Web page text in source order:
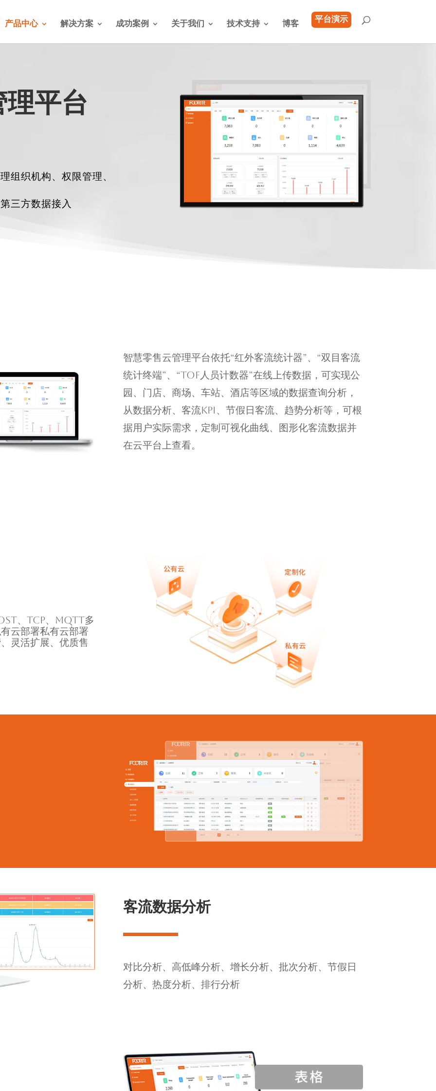
产品中心 解决方案 成功案例 关于我们 技术支持 博客 平台演示
理平台
组织机构、权限管理、
三方数据接入
智慧零售云管理平台依托“红外客流统计器”、“双目客流
统计终端”、“TOF人员计数器”在线上传数据，可实现公
园、门店、商场、车站、酒店等区域的数据查询分析，
从数据分析、客流KPI、节假日客流、趋势分析等，可根
据用户实际需求，定制可视化曲线、图形化客流数据并
在云平台上查看。
、TCP、MQTT多
云部署私有云部署
灵活扩展、优质售
客流数据分析
对比分析、高低峰分析、增长分析、批次分析、节假日
分析、热度分析、排行分析